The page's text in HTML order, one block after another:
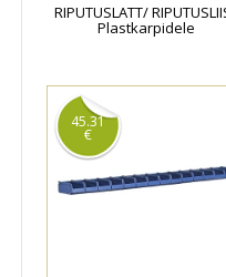
RIPUTUSLATT/
Plastkarpidele
45.31
€